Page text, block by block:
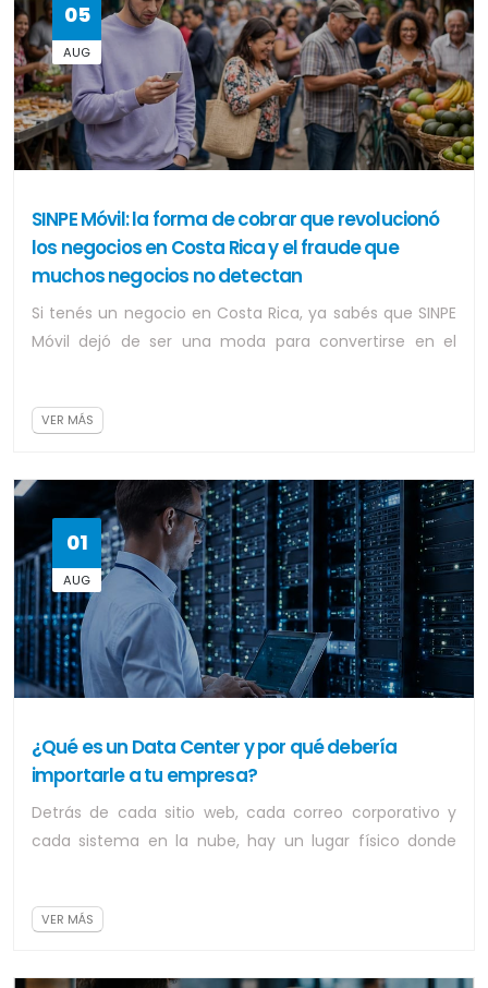
05
AUG
SINPE Móvil: la forma de cobrar que revolucionó
los negocios en Costa Rica y el fraude que
muchos negocios no detectan
Si tenés un negocio en Costa Rica, ya sabés que SINPE
Móvil dejó de ser una moda para convertirse en el
VER MÁS
01
AUG
¿Qué es un Data Center y por qué debería
importarle a tu empresa?
Detrás de cada sitio web, cada correo corporativo y
cada sistema en la nube, hay un lugar físico donde
VER MÁS